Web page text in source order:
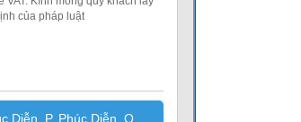
của pháp luật
Diễn, P. Phúc Diễn, Q.